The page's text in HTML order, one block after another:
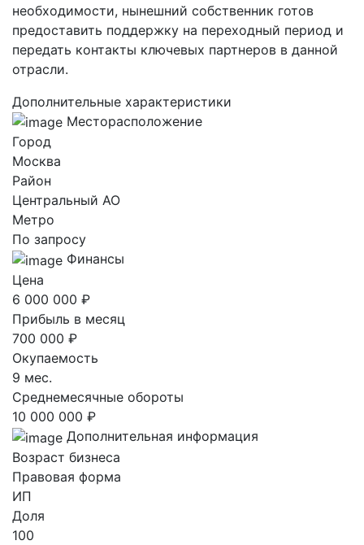
необходимости, нынешний собственник готов
предоставить поддержку на переходный период и
передать контакты ключевых партнеров в данной
отрасли.
Дополнительные характеристики
Месторасположение
Город
Москва
Район
Центральный AO
Метро
По запросу
Финансы
Цена
6 000 000 ₽
Прибыль в месяц
700 000 ₽
Окупаемость
9 мес.
Среднемесячные обороты
10 000 000 ₽
Дополнительная информация
Возраст бизнеса
Правовая форма
ИП
Доля
100